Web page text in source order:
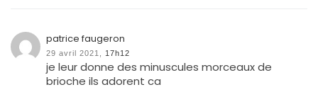
patrice faugeron
29 avril 2021, 17h12
je leur donne des minuscules morceaux de
brioche ils adorent ca